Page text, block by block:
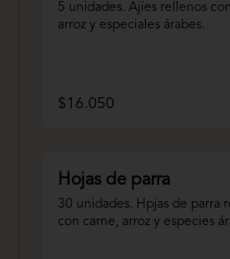
5 unidades. Ajíes rellenos
arroz y especiales árabes.
$16.050
Hojas de parra
30 unidades. Hpjas de parra
con carne, arroz y especies